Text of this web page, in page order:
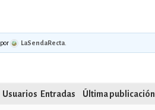
por LaSendaRecta
Usuarios Entradas Última publicación